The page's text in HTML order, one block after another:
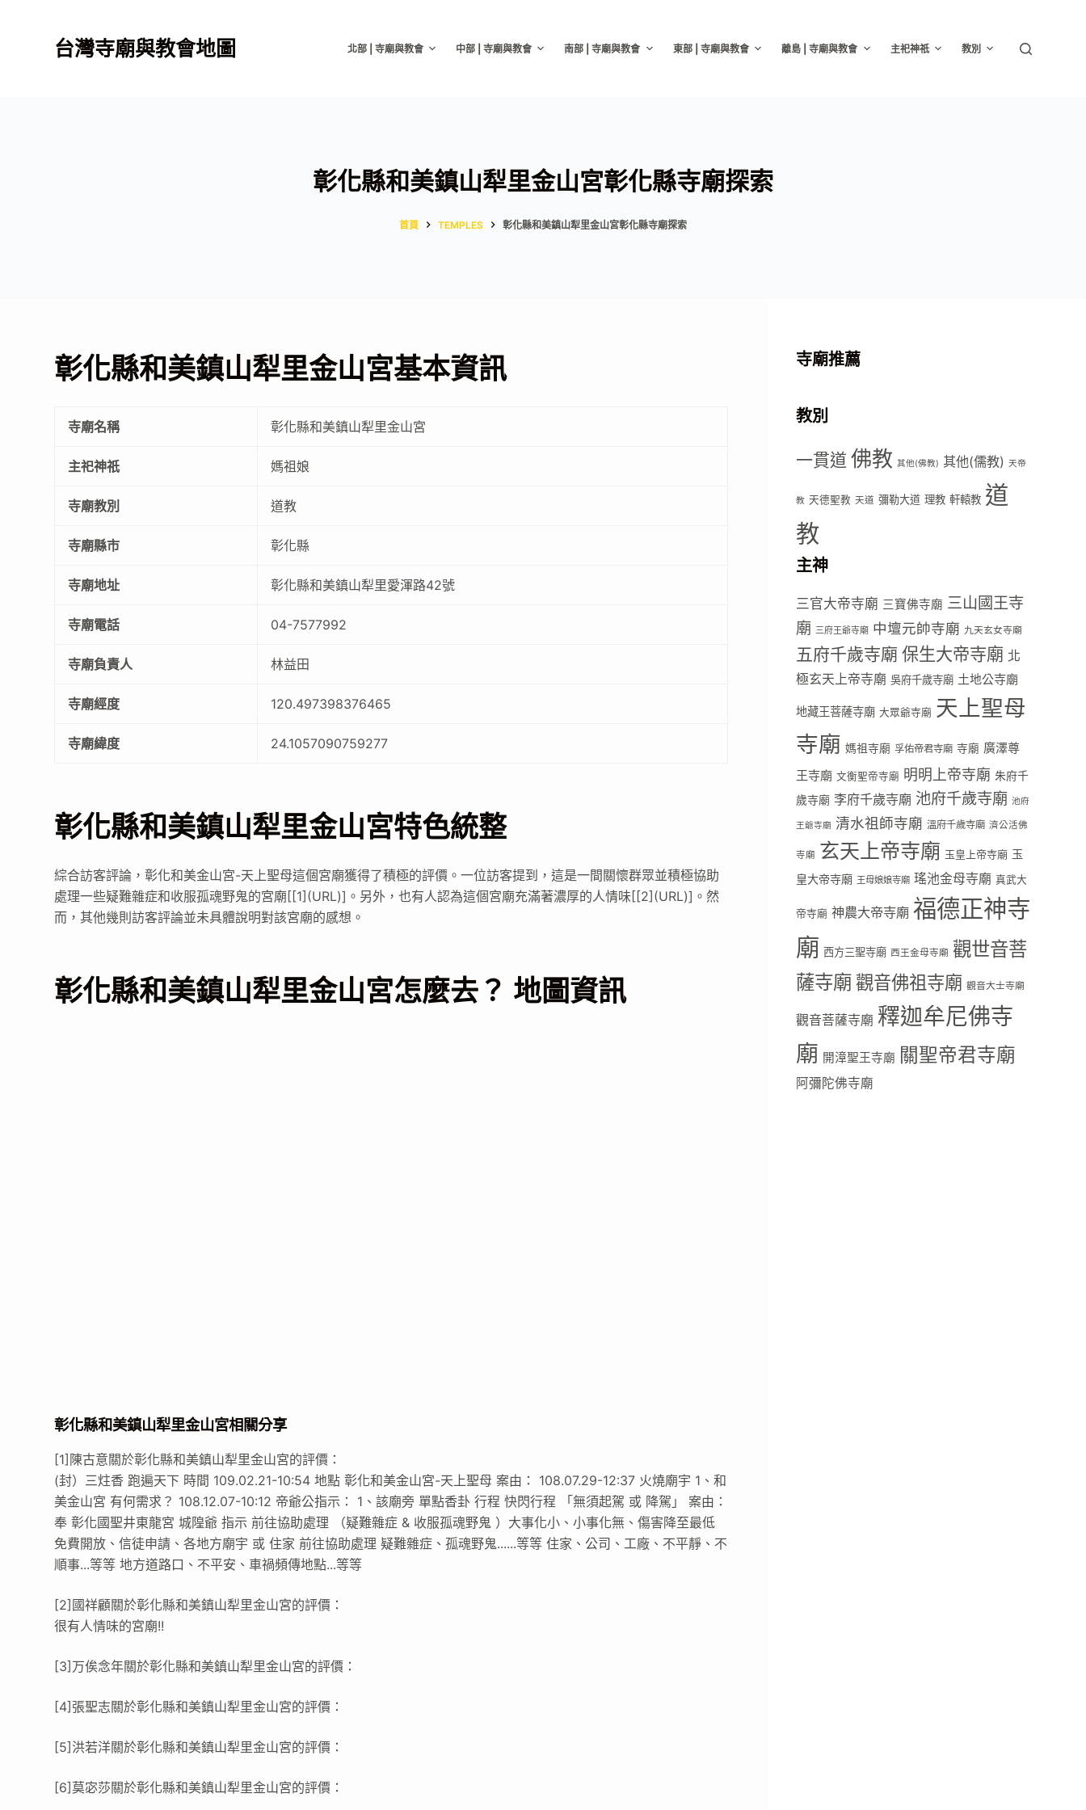
台灣寺廟與教會地圖 北部 | 寺廟與教會 中部 | 寺廟與教會 南部 | 寺廟與教會 東部 | 寺廟與教會 離島 | 寺廟與教會 主祀神祇 教別
彰化縣和美鎮山犁里金山宮彰化縣寺廟探索
首頁 TEMPLES 彰化縣和美鎮山犁里金山宮彰化縣寺廟探索
彰化縣和美鎮山犁里金山宮基本資訊
寺廟名稱 彰化縣和美鎮山犁里金山宮
主祀神祇 媽祖娘
寺廟教別 道教
寺廟縣市 彰化縣
寺廟地址 彰化縣和美鎮山犁里愛渾路42號
寺廟電話 04-7577992
寺廟負責人 林益田
寺廟經度 120.497398376465
寺廟緯度 24.1057090759277
彰化縣和美鎮山犁里金山宮特色統整
綜合訪客評論，彰化和美金山宮-天上聖母這個宮廟獲得了積極的評價。一位訪客提到，這是一間關懷群眾並積極協助
處理一些疑難雜症和收服孤魂野鬼的宮廟[[1](URL)]。另外，也有人認為這個宮廟充滿著濃厚的人情味[[2](URL)]。然
而，其他幾則訪客評論並未具體說明對該宮廟的感想。
彰化縣和美鎮山犁里金山宮怎麼去？ 地圖資訊
彰化縣和美鎮山犁里金山宮相關分享
[1]陳古意關於彰化縣和美鎮山犁里金山宮的評價：
(封）三炷香 跑遍天下 時間 109.02.21-10:54 地點 彰化和美金山宮-天上聖母 案由： 108.07.29-12:37 火燒廟宇 1、和
美金山宮 有何需求？ 108.12.07-10:12 帝爺公指示： 1、該廟旁 單點香卦 行程 快閃行程 「無須起駕 或 降駕」 案由：
奉 彰化國聖井東龍宮 城隍爺 指示 前往協助處理 （疑難雜症 & 收服孤魂野鬼 ）大事化小、小事化無、傷害降至最低
免費開放、信徒申請、各地方廟宇 或 住家 前往協助處理 疑難雜症、孤魂野鬼......等等 住家、公司、工廠、不平靜、不
順事...等等 地方道路口、不平安、車禍頻傳地點...等等
[2]國祥顧關於彰化縣和美鎮山犁里金山宮的評價：
很有人情味的宮廟!!
[3]万俟念年關於彰化縣和美鎮山犁里金山宮的評價：
[4]張聖志關於彰化縣和美鎮山犁里金山宮的評價：
[5]洪若洋關於彰化縣和美鎮山犁里金山宮的評價：
[6]莫宓莎關於彰化縣和美鎮山犁里金山宮的評價：
寺廟推薦
教別
一貫道 佛教 其他(佛教) 其他(儒教) 天帝
教 天德聖教 天道 彌勒大道 理教 軒轅教 道
教
主神
三官大帝寺廟 三寶佛寺廟 三山國王寺
廟 三府王爺寺廟 中壇元帥寺廟 九天玄女寺廟
五府千歲寺廟 保生大帝寺廟 北
極玄天上帝寺廟 吳府千歲寺廟 土地公寺廟
地藏王菩薩寺廟 大眾爺寺廟 天上聖母
寺廟 媽祖寺廟 孚佑帝君寺廟 寺廟 廣澤尊
王寺廟 文衡聖帝寺廟 明明上帝寺廟 朱府千
歲寺廟 李府千歲寺廟 池府千歲寺廟 池府
王爺寺廟 清水祖師寺廟 溫府千歲寺廟 濟公活佛
寺廟 玄天上帝寺廟 玉皇上帝寺廟 玉
皇大帝寺廟 王母娘娘寺廟 瑤池金母寺廟 真武大
帝寺廟 神農大帝寺廟 福德正神寺
廟 西方三聖寺廟 西王金母寺廟 觀世音菩
薩寺廟觀音佛祖寺廟 觀音大士寺廟
觀音菩薩寺廟 釋迦牟尼佛寺
廟 開漳聖王寺廟 關聖帝君寺廟
阿彌陀佛寺廟